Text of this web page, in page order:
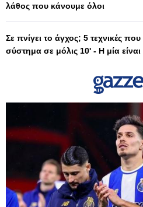
λάθος που κάνουμε όλοι
Σε πνίγει το άγχος; 5 τεχνικές
σύστημα σε μόλις 10' - Η μία